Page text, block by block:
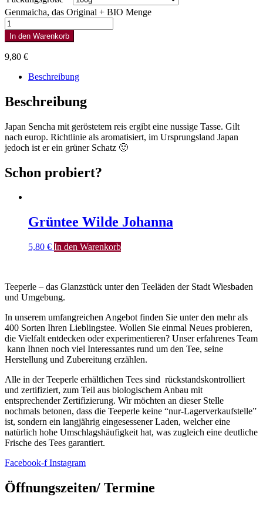
Genmaicha, das Original + BIO Menge
In den Warenkorb
9,80 €
Beschreibung
Beschreibung
Japan Sencha mit geröstetem reis ergibt eine nussige Tasse. Gilt
nach europ. Richtlinie als aromatisiert, im Ursprungsland Japan
jedoch ist er ein grüner Schatz 🙂
Schon probiert?
Grüntee Wilde Johanna
5,80 € In den Warenkorb
Teeperle – das Glanzstück unter den Teeläden der Stadt Wiesbaden
und Umgebung.
In unserem umfangreichen Angebot finden Sie unter den mehr als
400 Sorten Ihren Lieblingstee. Wollen Sie einmal Neues probieren,
die Vielfalt entdecken oder experimentieren? Unser erfahrenes Team
kann Ihnen noch viel Interessantes rund um den Tee, seine
Herstellung und Zubereitung erzählen.
Alle in der Teeperle erhältlichen Tees sind rückstandskontrolliert
und zertifiziert, zum Teil aus biologischem Anbau mit
entsprechender Zertifizierung. Wir möchten an dieser Stelle
nochmals betonen, dass die Teeperle keine “nur-Lagerverkaufstelle”
ist, sondern ein langjährig eingesessener Laden, welcher eine
natürlich hohe Umschlagshäufigkeit hat, was zugleich eine deutliche
Frische des Tees garantiert.
Facebook-f Instagram
Öffnungszeiten/ Termine